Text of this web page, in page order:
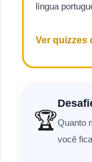
língua
Ver quizzes
🏆Quanto
você